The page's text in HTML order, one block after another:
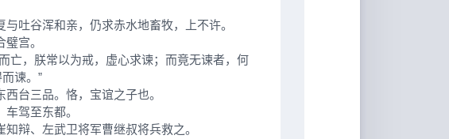
谷浑和亲，仍求赤水地畜牧，上不许。
宫。
，朕常以为戒，虚心求谏；而竟无谏者，何
谏。”
台三品。恪，宝谊之子也。
驾至东都。
辩、左武卫将军曹继叔将兵救之。